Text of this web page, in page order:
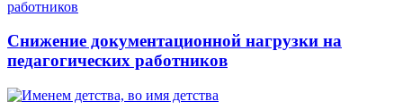
Снижение документационной нагрузки на
педагогических работников